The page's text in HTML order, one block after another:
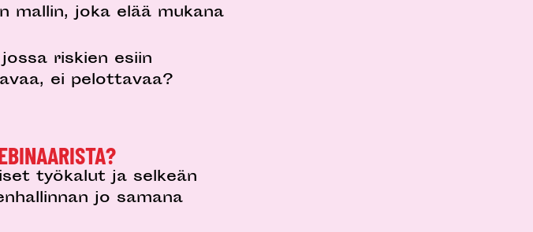
mallin, joka elää mukana
riskien esiin
ei pelottavaa?
työkalut ja selkeän
jo samana